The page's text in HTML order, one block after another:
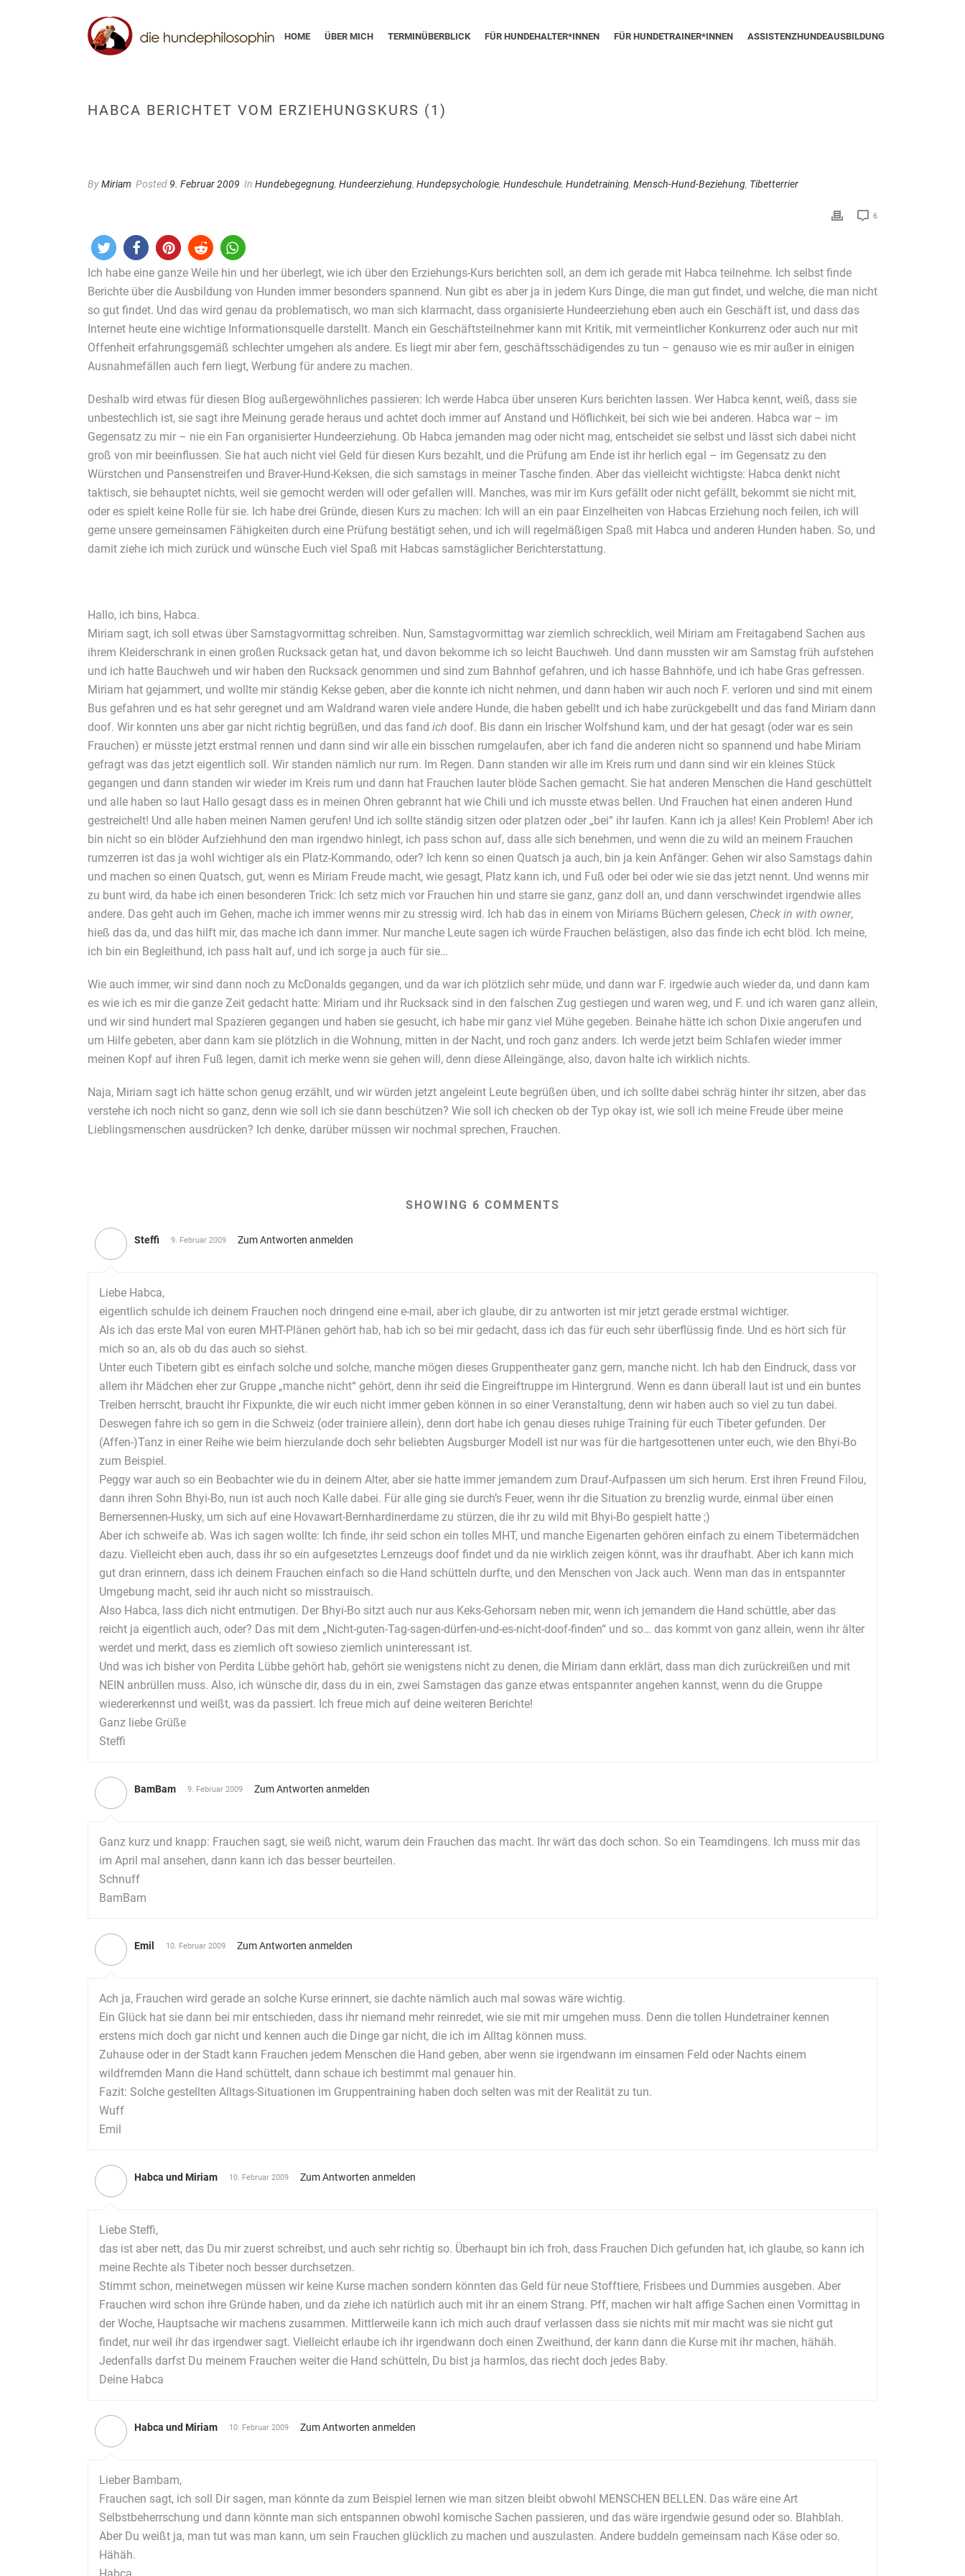
HOME ÜBER MICH TERMINÜBERBLICK FÜR HUNDEHALTER*INNEN FÜR HUNDETRAINER*INNEN ASSISTENZHUNDEAUSBILDUNG
HABCA BERICHTET VOM ERZIEHUNGSKURS (1)
ByMiriam Posted 9. Februar 2009 In Hundebegegnung, Hundeerziehung, Hundepsychologie, Hundeschule, Hundetraining, Mensch-Hund-Beziehung, Tibetterrier
6
Ich habe eine ganze Weile hin und her überlegt, wie ich über den Erziehungs-Kurs berichten soll, an dem ich gerade mit Habca teilnehme. Ich selbst finde
Berichte über die Ausbildung von Hunden immer besonders spannend. Nun gibt es aber ja in jedem Kurs Dinge, die man gut findet, und welche, die man nicht
so gut findet. Und das wird genau da problematisch, wo man sich klarmacht, dass organisierte Hundeerziehung eben auch ein Geschäft ist, und dass das
Internet heute eine wichtige Informationsquelle darstellt. Manch ein Geschäftsteilnehmer kann mit Kritik, mit vermeintlicher Konkurrenz oder auch nur mit
Offenheit erfahrungsgemäß schlechter umgehen als andere. Es liegt mir aber fern, geschäftsschädigendes zu tun – genauso wie es mir außer in einigen
Ausnahmefällen auch fern liegt, Werbung für andere zu machen.
Deshalb wird etwas für diesen Blog außergewöhnliches passieren: Ich werde Habca über unseren Kurs berichten lassen. Wer Habca kennt, weiß, dass sie
unbestechlich ist, sie sagt ihre Meinung gerade heraus und achtet doch immer auf Anstand und Höflichkeit, bei sich wie bei anderen. Habca war – im
Gegensatz zu mir – nie ein Fan organisierter Hundeerziehung. Ob Habca jemanden mag oder nicht mag, entscheidet sie selbst und lässt sich dabei nicht
groß von mir beeinflussen. Sie hat auch nicht viel Geld für diesen Kurs bezahlt, und die Prüfung am Ende ist ihr herlich egal – im Gegensatz zu den
Würstchen und Pansenstreifen und Braver-Hund-Keksen, die sich samstags in meiner Tasche finden. Aber das vielleicht wichtigste: Habca denkt nicht
taktisch, sie behauptet nichts, weil sie gemocht werden will oder gefallen will. Manches, was mir im Kurs gefällt oder nicht gefällt, bekommt sie nicht mit,
oder es spielt keine Rolle für sie. Ich habe drei Gründe, diesen Kurs zu machen: Ich will an ein paar Einzelheiten von Habcas Erziehung noch feilen, ich will
gerne unsere gemeinsamen Fähigkeiten durch eine Prüfung bestätigt sehen, und ich will regelmäßigen Spaß mit Habca und anderen Hunden haben. So, und
damit ziehe ich mich zurück und wünsche Euch viel Spaß mit Habcas samstäglicher Berichterstattung.
Hallo, ich bins, Habca.
Miriam sagt, ich soll etwas über Samstagvormittag schreiben. Nun, Samstagvormittag war ziemlich schrecklich, weil Miriam am Freitagabend Sachen aus
ihrem Kleiderschrank in einen großen Rucksack getan hat, und davon bekomme ich so leicht Bauchweh. Und dann mussten wir am Samstag früh aufstehen
und ich hatte Bauchweh und wir haben den Rucksack genommen und sind zum Bahnhof gefahren, und ich hasse Bahnhöfe, und ich habe Gras gefressen.
Miriam hat gejammert, und wollte mir ständig Kekse geben, aber die konnte ich nicht nehmen, und dann haben wir auch noch F. verloren und sind mit einem
Bus gefahren und es hat sehr geregnet und am Waldrand waren viele andere Hunde, die haben gebellt und ich habe zurückgebellt und das fand Miriam dann
doof. Wir konnten uns aber gar nicht richtig begrüßen, und das fand ich doof. Bis dann ein Irischer Wolfshund kam, und der hat gesagt (oder war es sein
Frauchen) er müsste jetzt erstmal rennen und dann sind wir alle ein bisschen rumgelaufen, aber ich fand die anderen nicht so spannend und habe Miriam
gefragt was das jetzt eigentlich soll. Wir standen nämlich nur rum. Im Regen. Dann standen wir alle im Kreis rum und dann sind wir ein kleines Stück
gegangen und dann standen wir wieder im Kreis rum und dann hat Frauchen lauter blöde Sachen gemacht. Sie hat anderen Menschen die Hand geschüttelt
und alle haben so laut Hallo gesagt dass es in meinen Ohren gebrannt hat wie Chili und ich musste etwas bellen. Und Frauchen hat einen anderen Hund
gestreichelt! Und alle haben meinen Namen gerufen! Und ich sollte ständig sitzen oder platzen oder „bei“ ihr laufen. Kann ich ja alles! Kein Problem! Aber ich
bin nicht so ein blöder Aufziehhund den man irgendwo hinlegt, ich pass schon auf, dass alle sich benehmen, und wenn die zu wild an meinem Frauchen
rumzerren ist das ja wohl wichtiger als ein Platz-Kommando, oder? Ich kenn so einen Quatsch ja auch, bin ja kein Anfänger: Gehen wir also Samstags dahin
und machen so einen Quatsch, gut, wenn es Miriam Freude macht, wie gesagt, Platz kann ich, und Fuß oder bei oder wie sie das jetzt nennt. Und wenns mir
zu bunt wird, da habe ich einen besonderen Trick: Ich setz mich vor Frauchen hin und starre sie ganz, ganz doll an, und dann verschwindet irgendwie alles
andere. Das geht auch im Gehen, mache ich immer wenns mir zu stressig wird. Ich hab das in einem von Miriams Büchern gelesen, Check in with owner,
hieß das da, und das hilft mir, das mache ich dann immer. Nur manche Leute sagen ich würde Frauchen belästigen, also das finde ich echt blöd. Ich meine,
ich bin ein Begleithund, ich pass halt auf, und ich sorge ja auch für sie…
Wie auch immer, wir sind dann noch zu McDonalds gegangen, und da war ich plötzlich sehr müde, und dann war F. irgedwie auch wieder da, und dann kam
es wie ich es mir die ganze Zeit gedacht hatte: Miriam und ihr Rucksack sind in den falschen Zug gestiegen und waren weg, und F. und ich waren ganz allein,
und wir sind hundert mal Spazieren gegangen und haben sie gesucht, ich habe mir ganz viel Mühe gegeben. Beinahe hätte ich schon Dixie angerufen und
um Hilfe gebeten, aber dann kam sie plötzlich in die Wohnung, mitten in der Nacht, und roch ganz anders. Ich werde jetzt beim Schlafen wieder immer
meinen Kopf auf ihren Fuß legen, damit ich merke wenn sie gehen will, denn diese Alleingänge, also, davon halte ich wirklich nichts.
Naja, Miriam sagt ich hätte schon genug erzählt, und wir würden jetzt angeleint Leute begrüßen üben, und ich sollte dabei schräg hinter ihr sitzen, aber das
verstehe ich noch nicht so ganz, denn wie soll ich sie dann beschützen? Wie soll ich checken ob der Typ okay ist, wie soll ich meine Freude über meine
Lieblingsmenschen ausdrücken? Ich denke, darüber müssen wir nochmal sprechen, Frauchen.
SHOWING 6 COMMENTS
Steffi 9. Februar 2009 Zum Antworten anmelden
Liebe Habca,
eigentlich schulde ich deinem Frauchen noch dringend eine e-mail, aber ich glaube, dir zu antworten ist mir jetzt gerade erstmal wichtiger.
Als ich das erste Mal von euren MHT-Plänen gehört hab, hab ich so bei mir gedacht, dass ich das für euch sehr überflüssig finde. Und es hört sich für
mich so an, als ob du das auch so siehst.
Unter euch Tibetern gibt es einfach solche und solche, manche mögen dieses Gruppentheater ganz gern, manche nicht. Ich hab den Eindruck, dass vor
allem ihr Mädchen eher zur Gruppe „manche nicht“ gehört, denn ihr seid die Eingreiftruppe im Hintergrund. Wenn es dann überall laut ist und ein buntes
Treiben herrscht, braucht ihr Fixpunkte, die wir euch nicht immer geben können in so einer Veranstaltung, denn wir haben auch so viel zu tun dabei.
Deswegen fahre ich so gern in die Schweiz (oder trainiere allein), denn dort habe ich genau dieses ruhige Training für euch Tibeter gefunden. Der
(Affen-)Tanz in einer Reihe wie beim hierzulande doch sehr beliebten Augsburger Modell ist nur was für die hartgesottenen unter euch, wie den Bhyi-Bo
zum Beispiel.
Peggy war auch so ein Beobachter wie du in deinem Alter, aber sie hatte immer jemandem zum Drauf-Aufpassen um sich herum. Erst ihren Freund Filou,
dann ihren Sohn Bhyi-Bo, nun ist auch noch Kalle dabei. Für alle ging sie durch’s Feuer, wenn ihr die Situation zu brenzlig wurde, einmal über einen
Bernersennen-Husky, um sich auf eine Hovawart-Bernhardinerdame zu stürzen, die ihr zu wild mit Bhyi-Bo gespielt hatte ;)
Aber ich schweife ab. Was ich sagen wollte: Ich finde, ihr seid schon ein tolles MHT, und manche Eigenarten gehören einfach zu einem Tibetermädchen
dazu. Vielleicht eben auch, dass ihr so ein aufgesetztes Lernzeugs doof findet und da nie wirklich zeigen könnt, was ihr draufhabt. Aber ich kann mich
gut dran erinnern, dass ich deinem Frauchen einfach so die Hand schütteln durfte, und den Menschen von Jack auch. Wenn man das in entspannter
Umgebung macht, seid ihr auch nicht so misstrauisch.
Also Habca, lass dich nicht entmutigen. Der Bhyi-Bo sitzt auch nur aus Keks-Gehorsam neben mir, wenn ich jemandem die Hand schüttle, aber das
reicht ja eigentlich auch, oder? Das mit dem „Nicht-guten-Tag-sagen-dürfen-und-es-nicht-doof-finden“ und so… das kommt von ganz allein, wenn ihr älter
werdet und merkt, dass es ziemlich oft sowieso ziemlich uninteressant ist.
Und was ich bisher von Perdita Lübbe gehört hab, gehört sie wenigstens nicht zu denen, die Miriam dann erklärt, dass man dich zurückreißen und mit
NEIN anbrüllen muss. Also, ich wünsche dir, dass du in ein, zwei Samstagen das ganze etwas entspannter angehen kannst, wenn du die Gruppe
wiedererkennst und weißt, was da passiert. Ich freue mich auf deine weiteren Berichte!
Ganz liebe Grüße
Steffi
BamBam 9. Februar 2009 Zum Antworten anmelden
Ganz kurz und knapp: Frauchen sagt, sie weiß nicht, warum dein Frauchen das macht. Ihr wärt das doch schon. So ein Teamdingens. Ich muss mir das
im April mal ansehen, dann kann ich das besser beurteilen.
Schnuff
BamBam
Emil 10. Februar 2009 Zum Antworten anmelden
Ach ja, Frauchen wird gerade an solche Kurse erinnert, sie dachte nämlich auch mal sowas wäre wichtig.
Ein Glück hat sie dann bei mir entschieden, dass ihr niemand mehr reinredet, wie sie mit mir umgehen muss. Denn die tollen Hundetrainer kennen
erstens mich doch gar nicht und kennen auch die Dinge gar nicht, die ich im Alltag können muss.
Zuhause oder in der Stadt kann Frauchen jedem Menschen die Hand geben, aber wenn sie irgendwann im einsamen Feld oder Nachts einem
wildfremden Mann die Hand schüttelt, dann schaue ich bestimmt mal genauer hin.
Fazit: Solche gestellten Alltags-Situationen im Gruppentraining haben doch selten was mit der Realität zu tun.
Wuff
Emil
Habca und Miriam 10. Februar 2009 Zum Antworten anmelden
Liebe Steffi,
das ist aber nett, das Du mir zuerst schreibst, und auch sehr richtig so. Überhaupt bin ich froh, dass Frauchen Dich gefunden hat, ich glaube, so kann ich
meine Rechte als Tibeter noch besser durchsetzen.
Stimmt schon, meinetwegen müssen wir keine Kurse machen sondern könnten das Geld für neue Stofftiere, Frisbees und Dummies ausgeben. Aber
Frauchen wird schon ihre Gründe haben, und da ziehe ich natürlich auch mit ihr an einem Strang. Pff, machen wir halt affige Sachen einen Vormittag in
der Woche, Hauptsache wir machens zusammen. Mittlerweile kann ich mich auch drauf verlassen dass sie nichts mit mir macht was sie nicht gut
findet, nur weil ihr das irgendwer sagt. Vielleicht erlaube ich ihr irgendwann doch einen Zweithund, der kann dann die Kurse mit ihr machen, hähäh.
Jedenfalls darfst Du meinem Frauchen weiter die Hand schütteln, Du bist ja harmlos, das riecht doch jedes Baby.
Deine Habca
Habca und Miriam 10. Februar 2009 Zum Antworten anmelden
Lieber Bambam,
Frauchen sagt, ich soll Dir sagen, man könnte da zum Beispiel lernen wie man sitzen bleibt obwohl MENSCHEN BELLEN. Das wäre eine Art
Selbstbeherrschung und dann könnte man sich entspannen obwohl komische Sachen passieren, und das wäre irgendwie gesund oder so. Blahblah.
Aber Du weißt ja, man tut was man kann, um sein Frauchen glücklich zu machen und auszulasten. Andere buddeln gemeinsam nach Käse oder so.
Hähäh.